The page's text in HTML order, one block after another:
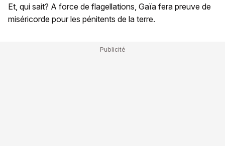
Et, qui sait? A force de flagellations, Gaïa fera preuve de
miséricorde pour les pénitents de la terre.